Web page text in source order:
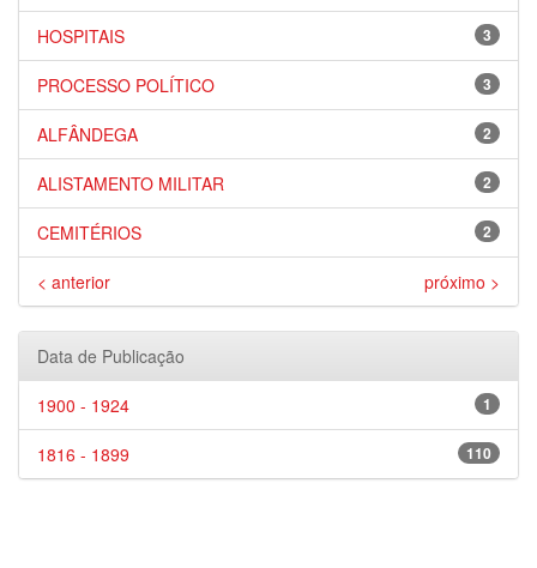
3
HOSPITAIS
3
PROCESSO POLÍTICO
2
ALFÂNDEGA
2
ALISTAMENTO MILITAR
2
CEMITÉRIOS
< anterior próximo >
Data de Publicação
1
1900 - 1924
110
1816 - 1899